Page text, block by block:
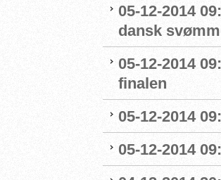
05-12-2014
dansk
05-12-2014
finalen
05-12-2014
05-12-2014